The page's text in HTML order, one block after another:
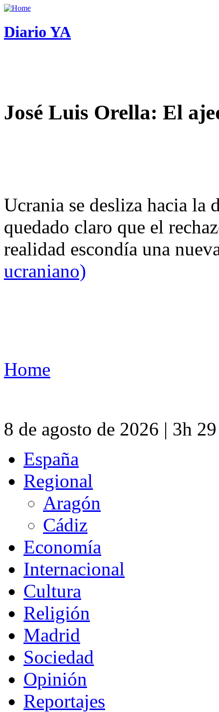
Diario YA
José Luis Orella: El
Ucrania se desliza hacia
quedado claro que el
realidad escondía una
ucraniano)
Home
8 de agosto de 2026 | 3h
España
Regional
Aragón
Cádiz
Economía
Internacional
Cultura
Religión
Madrid
Sociedad
Opinión
Reportajes